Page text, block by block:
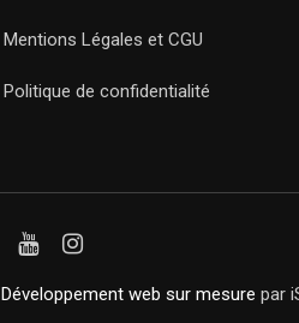
Mentions Légales et CGU
Politique de confidentialité
Développement web sur mesure par